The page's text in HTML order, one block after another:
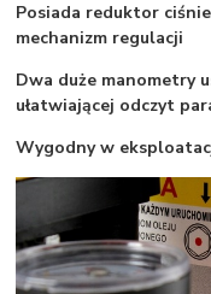
Posiada reduktor
mechanizm regulacji
Dwa duże manometry
ułatwiającej odczyt
Wygodny w